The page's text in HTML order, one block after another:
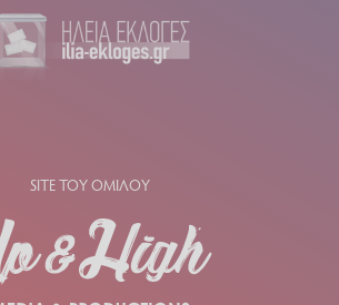
SITE ΤΟΥ ΟΜΙΛΟΥ